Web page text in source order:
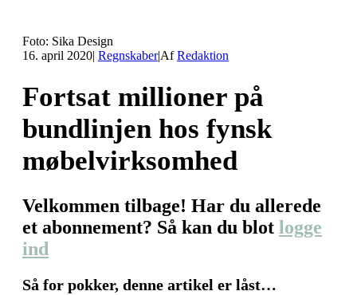
Foto: Sika Design
16. april 2020| Regnskaber|AfRedaktion
Fortsat millioner på
bundlinjen hos fynsk
møbelvirksomhed
Velkommen tilbage! Har du allerede
et abonnement? Så kan du blot logge
ind
Så for pokker, denne artikel er låst…